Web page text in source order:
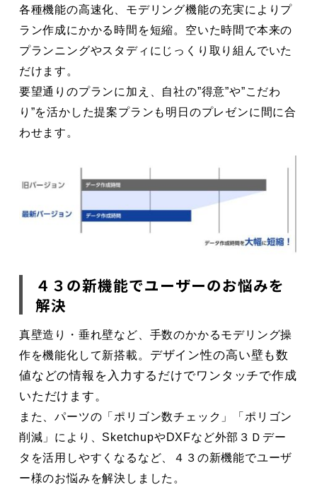
各種機能の高速化、モデリング機能の充実によりプ
ラン作成にかかる時間を短縮。 空いた時間で本来の
プランニングやスタディにじっくり取り組んでいた
だけます。
要望通りのプランに加え、自社の”得意”や”こだわ
り”を活かした提案プランも明日のプレゼンに間に合
わせます。
４３の新機能でユーザーのお悩みを
解決
真壁造り・垂れ壁など、手数のかかるモデリング操
作を機能化して新搭載。 デザイン性の高い壁も数
値などの情報を入力するだけでワンタッチで作成
いただけます。
また、パーツの「ポリゴン数チェック」「ポリゴン
削減」により、SketchupやDXFなど外部３Ｄデー
タを活用しやすくなるなど、４３の新機能でユーザ
ー様のお悩みを解決しました。